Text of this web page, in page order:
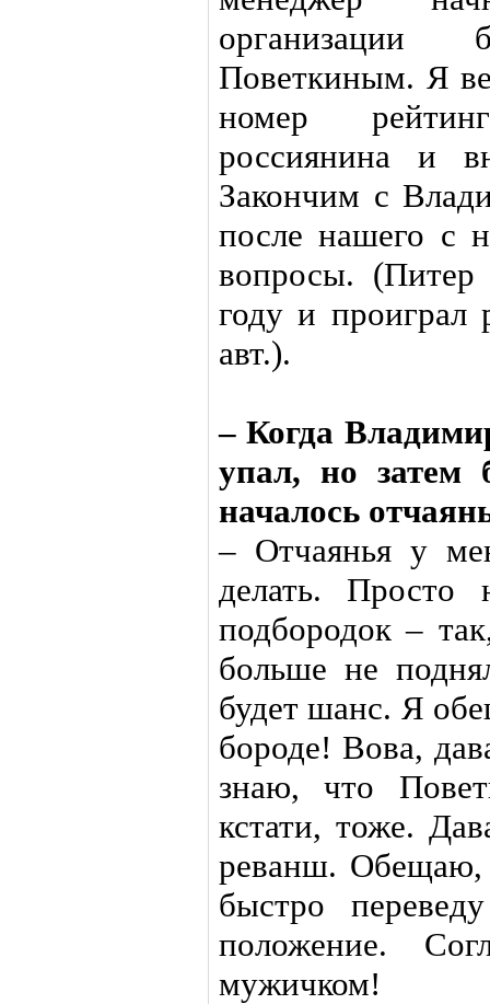
Поветкиным. Я
номер
россиянина и
Закончим с
после нашего с
вопросы.
году и
авт.).
– Когда
упал, но затем
началось
– Отчаянья у
делать.
подбородок –
больше не
будет шанс. Я
бороде! Вова,
знаю, что
кстати, тоже.
реванш. Обещаю,
быстро
положение.
мужичком!